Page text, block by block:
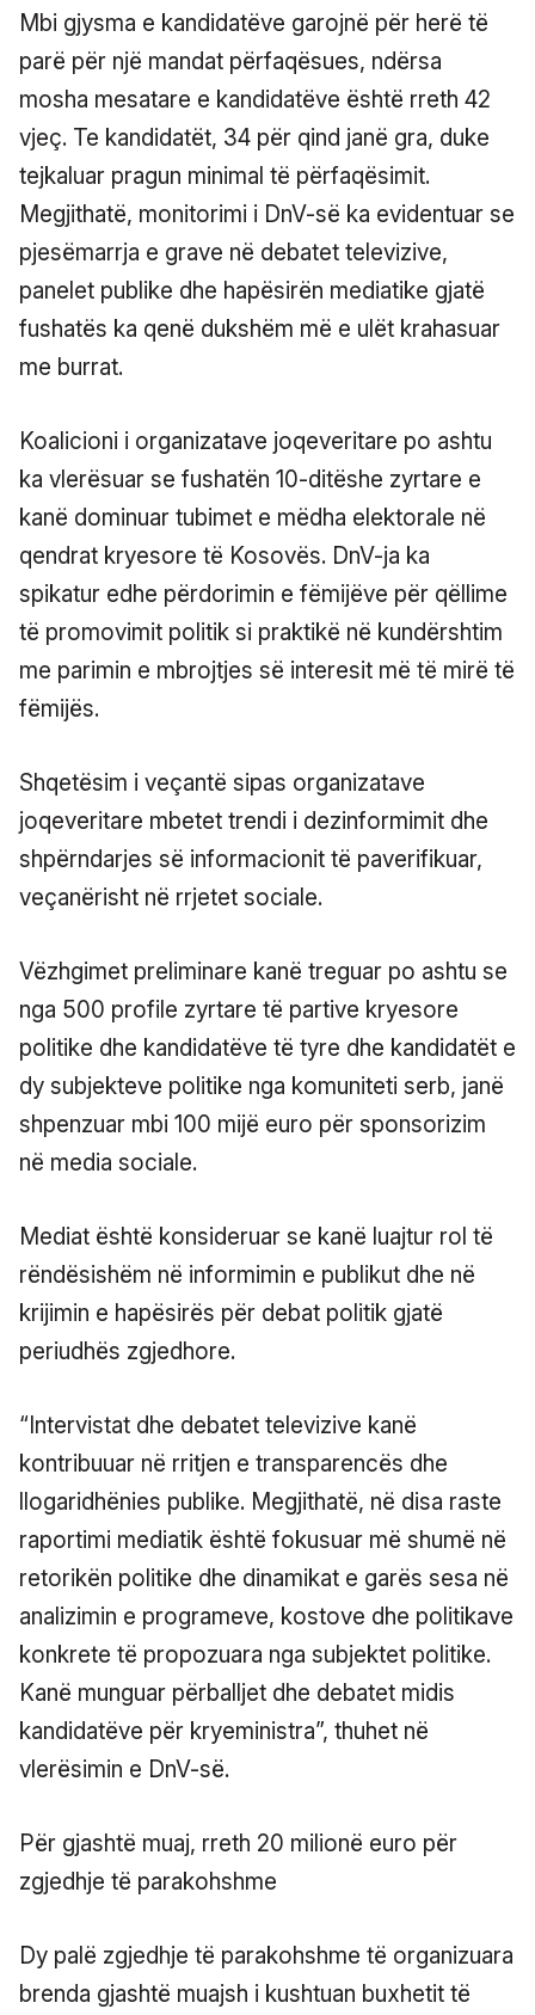
Mbi gjysma e kandidatëve garojnë për herë të
parë për një mandat përfaqësues, ndërsa
mosha mesatare e kandidatëve është rreth 42
vjeç. Te kandidatët, 34 për qind janë gra, duke
tejkaluar pragun minimal të përfaqësimit.
Megjithatë, monitorimi i DnV-së ka evidentuar se
pjesëmarrja e grave në debatet televizive,
panelet publike dhe hapësirën mediatike gjatë
fushatës ka qenë dukshëm më e ulët krahasuar
me burrat.
Koalicioni i organizatave joqeveritare po ashtu
ka vlerësuar se fushatën 10-ditëshe zyrtare e
kanë dominuar tubimet e mëdha elektorale në
qendrat kryesore të Kosovës. DnV-ja ka
spikatur edhe përdorimin e fëmijëve për qëllime
të promovimit politik si praktikë në kundërshtim
me parimin e mbrojtjes së interesit më të mirë të
fëmijës.
Shqetësim i veçantë sipas organizatave
joqeveritare mbetet trendi i dezinformimit dhe
shpërndarjes së informacionit të paverifikuar,
veçanërisht në rrjetet sociale.
Vëzhgimet preliminare kanë treguar po ashtu se
nga 500 profile zyrtare të partive kryesore
politike dhe kandidatëve të tyre dhe kandidatët e
dy subjekteve politike nga komuniteti serb, janë
shpenzuar mbi 100 mijë euro për sponsorizim
në media sociale.
Mediat është konsideruar se kanë luajtur rol të
rëndësishëm në informimin e publikut dhe në
krijimin e hapësirës për debat politik gjatë
periudhës zgjedhore.
“Intervistat dhe debatet televizive kanë
kontribuuar në rritjen e transparencës dhe
llogaridhënies publike. Megjithatë, në disa raste
raportimi mediatik është fokusuar më shumë në
retorikën politike dhe dinamikat e garës sesa në
analizimin e programeve, kostove dhe politikave
konkrete të propozuara nga subjektet politike.
Kanë munguar përballjet dhe debatet midis
kandidatëve për kryeministra”, thuhet në
vlerësimin e DnV-së.
Për gjashtë muaj, rreth 20 milionë euro për
zgjedhje të parakohshme
Dy palë zgjedhje të parakohshme të organizuara
brenda gjashtë muajsh i kushtuan buxhetit të